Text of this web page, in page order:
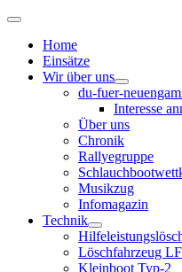
Home
Einsätze
Wir über uns
du-fuer-
Interesse
Über uns
Chronik
Rallyegruppe
Musikzug
Infomagazin
Technik
Löschfahrzeug
Kleinboot Typ-2